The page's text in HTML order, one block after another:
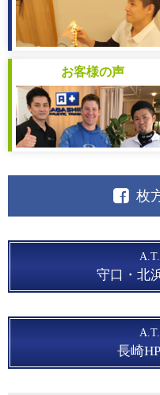
お客様の声
枚
守口・北
長崎HP